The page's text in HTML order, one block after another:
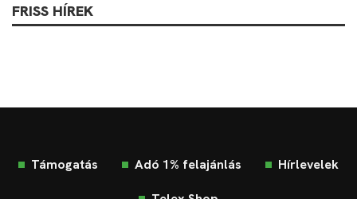
FRISS HÍREK
Támogatás Adó 1% felajánlás Hírlevelek